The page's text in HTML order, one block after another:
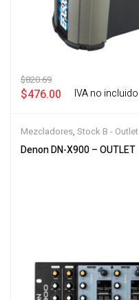
$820.69
$476.00 ‎ ‎ ‎ IVA no incluido
Mezcladores, Stock B - Outlet
Denon DN-X900 – OUTLET